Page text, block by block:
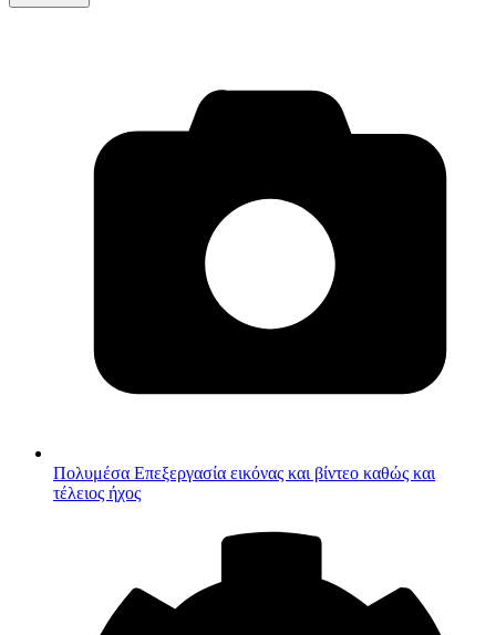
Πολυμέσα Επεξεργασία εικόνας και βίντεο καθώς και
τέλειος ήχος